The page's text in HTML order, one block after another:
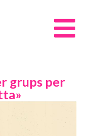
grups per